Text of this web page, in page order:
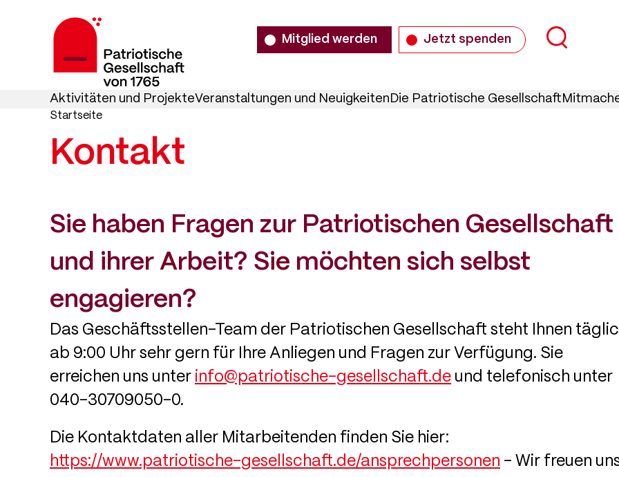
Patriotische
Gesellschaft
von
1765
Mitglied werden Jetzt spenden
navigation
Aktivitäten und ProjekteVeranstaltungen und Neuigkeiten Die Patriotische Gesellschaft
Pfadnavigation
Startseite
Kontakt
Sie haben Fragen zur Patriotischen Gesellschaft
und ihrer Arbeit? Sie möchten sich selbst
engagieren?
Das Geschäftsstellen-Team der Patriotischen Gesellschaft steht Ihnen
ab 9:00 Uhr sehr gern für Ihre Anliegen und Fragen zur Verfügung. Sie
erreichen uns unter info@patriotische-gesellschaft.de und telefonisch unter
040-30709050-0.
Die Kontaktdaten aller Mitarbeitenden finden Sie hier:
https://www.patriotische-gesellschaft.de/ansprechpersonen - Wir freuen